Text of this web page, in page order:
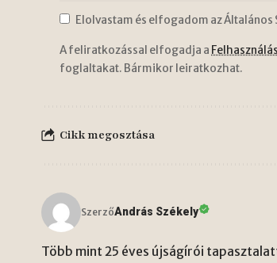
Elolvastam és elfogadom az
A feliratkozással elfogadja a
foglaltakat. Bármikor leiratkozhat.
Cikk megosztása
SzerzőAndrás Székely
Több mint 25 éves újságírói